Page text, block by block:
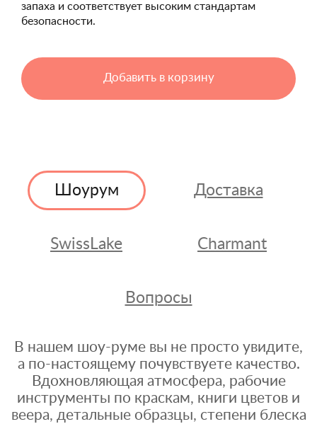
запаха и соответствует высоким стандартам
безопасности.
Добавить в корзину
Шоурум Доставка
SwissLake Charmant
Вопросы
В нашем шоу-руме вы не просто увидите,
а по-настоящему почувствуете качество.
Вдохновляющая атмосфера, рабочие
инструменты по краскам, книги цветов и
веера, детальные образцы, степени блеска